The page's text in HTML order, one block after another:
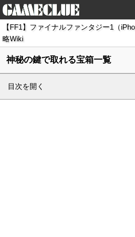
【FF1】ファイナルファンタジー1（
略Wiki
神秘の鍵で取れる宝箱一覧
目次を開く